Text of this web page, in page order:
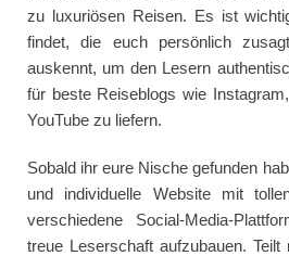
zu luxuriösen Reisen. Es ist
findet, die euch persönlich
auskennt, um den Lesern
für beste Reiseblogs wie
YouTube zu liefern.
Sobald ihr eure Nische gefunden
und individuelle Website mit
verschiedene Social-Media-
treue Leserschaft aufzubauen. Teilt